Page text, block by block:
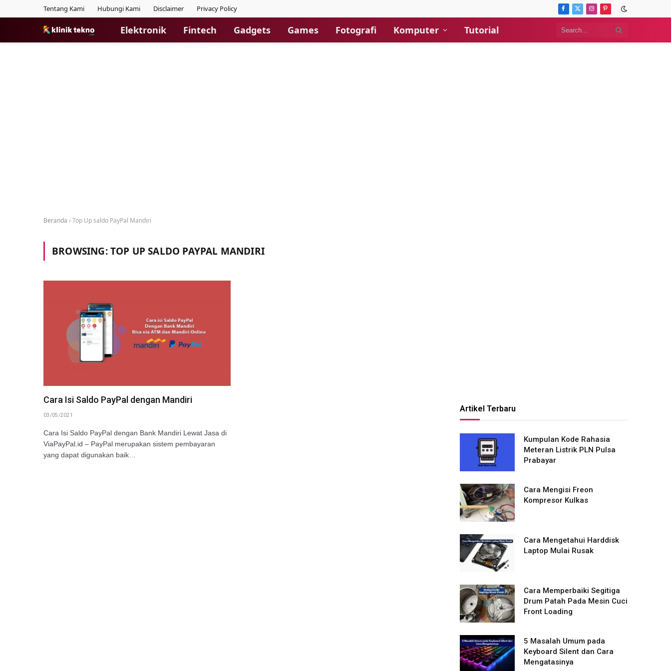
Tentang Kami Hubungi Kami Disclaimer Privacy Policy Facebook
X
Instagram
Pinterest
Elektronik Fintech Gadgets Games Fotografi Komputer Tutorial
Beranda › Top Up saldo PayPal Mandiri
BROWSING:TOP UP SALDO PAYPAL MANDIRI
Cara Isi Saldo PayPal dengan Mandiri
03/05/2021
Cara Isi Saldo PayPal dengan Bank Mandiri Lewat Jasa di
ViaPayPal.id – PayPal merupakan sistem pembayaran
yang dapat digunakan baik…
Artikel Terbaru
Kumpulan Kode Rahasia
Meteran Listrik PLN Pulsa
Prabayar
Cara Mengisi Freon
Kompresor Kulkas
Cara Mengetahui Harddisk
Laptop Mulai Rusak
Cara Memperbaiki Segitiga
Drum Patah Pada Mesin Cuci
Front Loading
5 Masalah Umum pada
Keyboard Silent dan Cara
Mengatasinya